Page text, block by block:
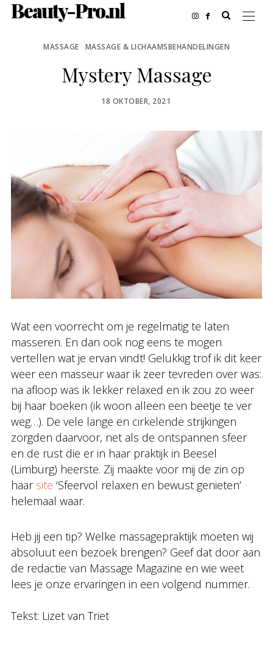
Beauty-Pro.nl
MASSAGE MASSAGE & LICHAAMSBEHANDELINGEN
Mystery Massage
POSTED
18 OKTOBER, 2021
Wat een voorrecht om je regelmatig te laten
masseren. En dan ook nog eens te mogen
vertellen wat je ervan vindt! Gelukkig trof ik dit keer
weer een masseur waar ik zeer tevreden over was:
na afloop was ik lekker relaxed en ik zou zo weer
bij haar boeken (ik woon alleen een beetje te ver
weg…). De vele lange en cirkelende strijkingen
zorgden daarvoor, net als de ontspannen sfeer
en de rust die er in haar praktijk in Beesel
(Limburg) heerste. Zij maakte voor mij de zin op
haar site ‘Sfeervol relaxen en bewust genieten’
helemaal waar.
Heb jij een tip? Welke massagepraktijk moeten wij
absoluut een bezoek brengen? Geef dat door aan
de redactie van Massage Magazine en wie weet
lees je onze ervaringen in een volgend nummer.
Tekst: Lizet van Triet